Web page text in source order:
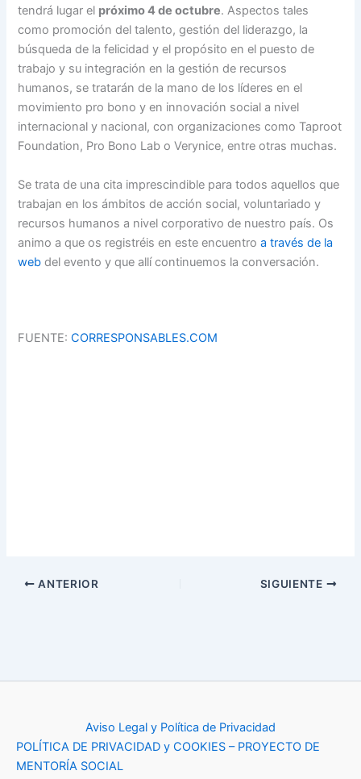
tendrá lugar el próximo 4 de octubre. Aspectos tales
como promoción del talento, gestión del liderazgo, la
búsqueda de la felicidad y el propósito en el puesto de
trabajo y su integración en la gestión de recursos
humanos, se tratarán de la mano de los líderes en el
movimiento pro bono y en innovación social a nivel
internacional y nacional, con organizaciones como Taproot
Foundation, Pro Bono Lab o Verynice, entre otras muchas.
Se trata de una cita imprescindible para todos aquellos que
trabajan en los ámbitos de acción social, voluntariado y
recursos humanos a nivel corporativo de nuestro país. Os
animo a que os registréis en este encuentroa través de la
web del evento y que allí continuemos la conversación.
FUENTE:CORRESPONSABLES.COM
ANTERIOR SIGUIENTE
Aviso Legal y Política de Privacidad
POLÍTICA DE PRIVACIDAD y COOKIES – PROYECTO DE
MENTORÍA SOCIAL